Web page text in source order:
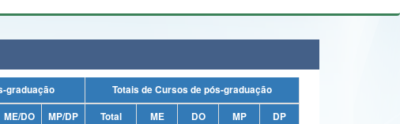
Planalto
de pós-graduação
Totais de Cursos de pós-graduação
ME/DO MP/DP Total ME DO MP
DP